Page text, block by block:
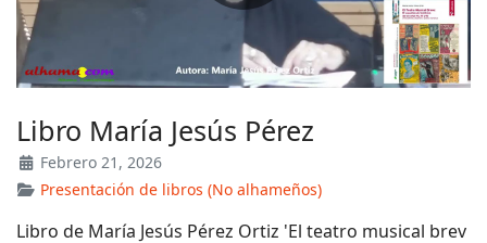
Libro María Jesús Pérez
Febrero 21, 2026
Presentación de libros (No alhameños)
Libro de María Jesús Pérez Ortiz 'El teatro musical brev